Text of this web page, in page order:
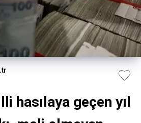
hasılaya geçen yıl